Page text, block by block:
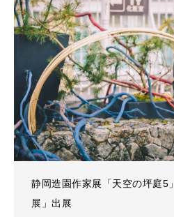
静岡造園作家展「天空の坪庭5
展」出展